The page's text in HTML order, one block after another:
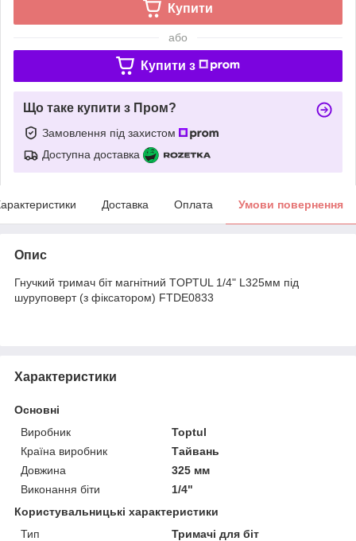
Купити
або
Купити з
Що таке купити з Пром?
Замовлення під захистом
Доступна доставка
Доставка Оплата Умови повернення
Опис
Гнучкий тримач біт магнітний TOPTUL 1/4" L325мм під
шуруповерт (з фіксатором) FTDE0833
Характеристики
Основні
Виробник
Toptul
Країна виробник
Тайвань
Довжина
325 мм
Виконання біти
1/4"
Користувальницькі характеристики
Тип
Тримачі для біт